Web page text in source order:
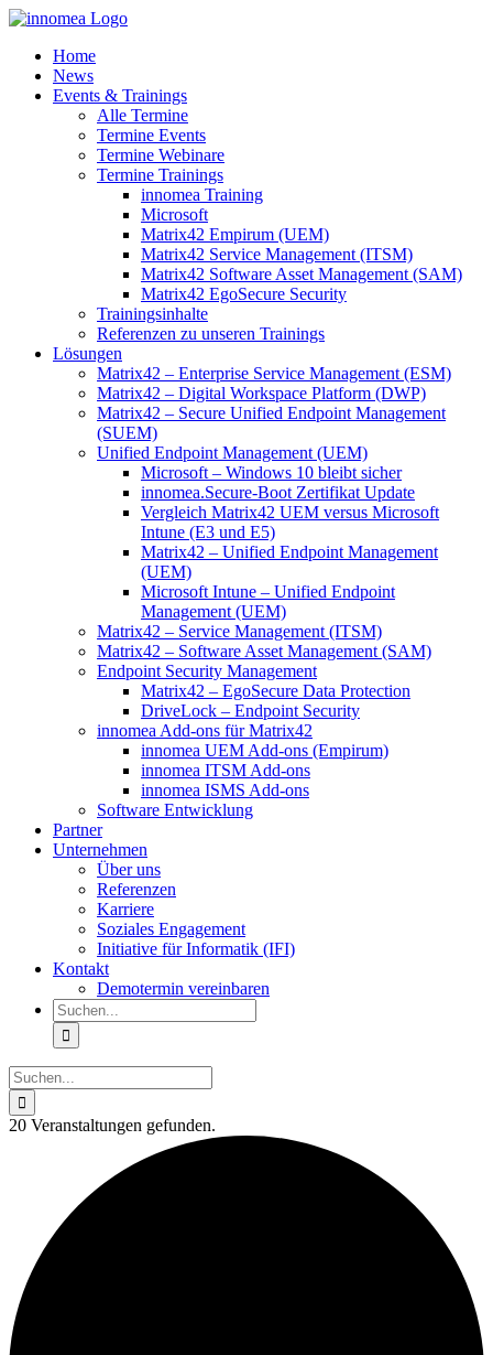
Zum
springenHome
News
Events & Trainings
Alle Termine
Termine Events
Termine Webinare
Termine Trainings
innomea Training
Microsoft
Matrix42 Empirum (UEM)
Matrix42 Service Management (ITSM)
Matrix42 Software Asset Management (SAM)
Matrix42 EgoSecure Security
Trainingsinhalte
Referenzen zu unseren Trainings
Lösungen
Matrix42 – Enterprise Service Management (ESM)
Matrix42 – Digital Workspace Platform (DWP)
Matrix42 – Secure Unified Endpoint Management
(SUEM)
Unified Endpoint Management (UEM)
Microsoft – Windows 10 bleibt sicher
innomea.Secure-Boot Zertifikat Update
Vergleich Matrix42 UEM versus Microsoft
Intune (E3 und E5)
Matrix42 – Unified Endpoint Management
(UEM)
Microsoft Intune – Unified Endpoint
Management (UEM)
Matrix42 – Service Management (ITSM)
Matrix42 – Software Asset Management (SAM)
Endpoint Security Management
Matrix42 – EgoSecure Data Protection
DriveLock – Endpoint Security
innomea Add-ons für Matrix42
innomea UEM Add-ons (Empirum)
innomea ITSM Add-ons
innomea ISMS Add-ons
Software Entwicklung
Partner
Unternehmen
Über uns
Referenzen
Karriere
Soziales Engagement
Initiative für Informatik (IFI)
Kontakt
Demotermin vereinbaren
Suche
nach:
Suche
nach:
20 Veranstaltungen gefunden.